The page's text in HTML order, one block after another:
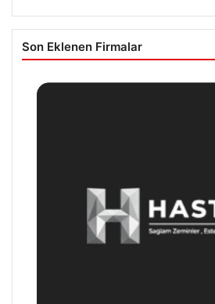
Son Eklenen Firmalar